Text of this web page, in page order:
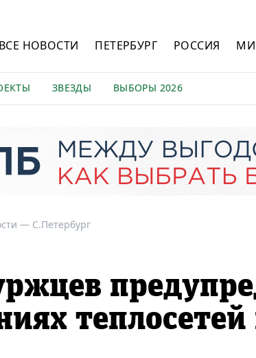
ВСЕ НОВОСТИ ПЕТЕРБУРГ РОССИЯ
ЗВЕЗДЫ ВЫБОРЫ 2026
7831000027
— С.Петербург
теплосетей